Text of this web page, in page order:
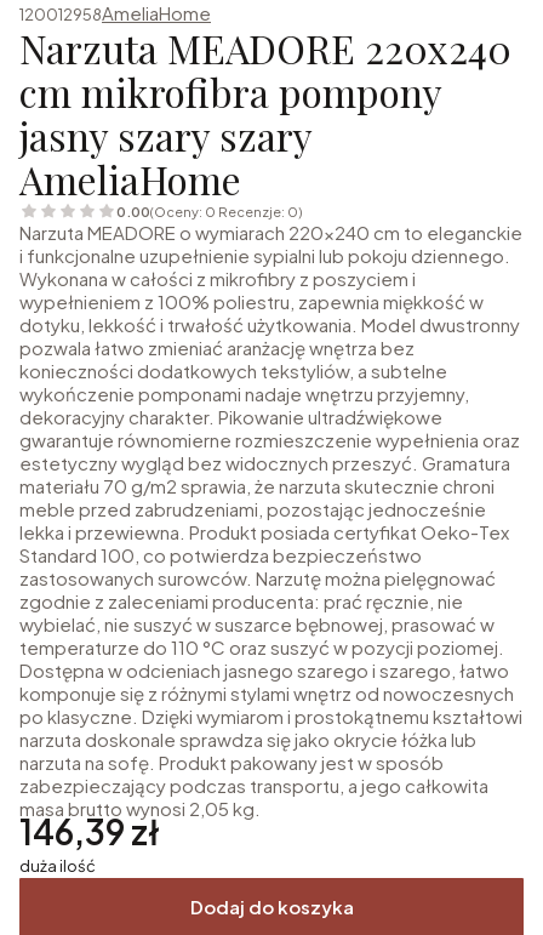
120012958AmeliaHome
Narzuta MEADORE 220x240
cm mikrofibra pompony
jasny szary szary
AmeliaHome
0.00(Oceny: 0 Recenzje: 0)
Cena
146,39 zł
Narzuta MEADORE o wymiarach 220x240 cm to eleganckie
i funkcjonalne uzupełnienie sypialni lub pokoju dziennego.
Wykonana w całości z mikrofibry z poszyciem i
wypełnieniem z 100% poliestru, zapewnia miękkość w
dotyku, lekkość i trwałość użytkowania. Model dwustronny
pozwala łatwo zmieniać aranżację wnętrza bez
konieczności dodatkowych tekstyliów, a subtelne
wykończenie pomponami nadaje wnętrzu przyjemny,
dekoracyjny charakter. Pikowanie ultradźwiękowe
gwarantuje równomierne rozmieszczenie wypełnienia oraz
estetyczny wygląd bez widocznych przeszyć. Gramatura
materiału 70 g/m2 sprawia, że narzuta skutecznie chroni
meble przed zabrudzeniami, pozostając jednocześnie
lekka i przewiewna. Produkt posiada certyfikat Oeko-Tex
Standard 100, co potwierdza bezpieczeństwo
zastosowanych surowców. Narzutę można pielęgnować
zgodnie z zaleceniami producenta: prać ręcznie, nie
wybielać, nie suszyć w suszarce bębnowej, prasować w
temperaturze do 110 °C oraz suszyć w pozycji poziomej.
Dostępna w odcieniach jasnego szarego i szarego, łatwo
komponuje się z różnymi stylami wnętrz od nowoczesnych
po klasyczne. Dzięki wymiarom i prostokątnemu kształtowi
narzuta doskonale sprawdza się jako okrycie łóżka lub
narzuta na sofę. Produkt pakowany jest w sposób
zabezpieczający podczas transportu, a jego całkowita
masa brutto wynosi 2,05 kg.
duża ilość
Dodaj do koszyka